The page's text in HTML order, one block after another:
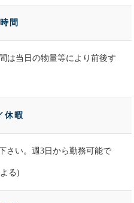
間
当日の物量等により前後す
休暇
い。週3日から勤務可能で
る)